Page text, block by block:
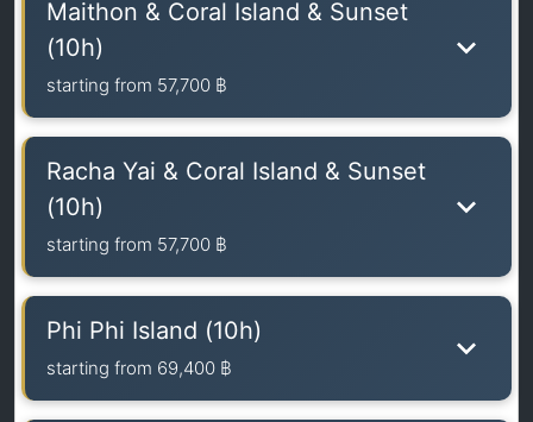
Maithon & Coral Island & Sunset
(10h)
starting from 57,700 ฿
Racha Yai & Coral Island & Sunset
(10h)
starting from 57,700 ฿
Phi Phi Island (10h)
starting from 69,400 ฿